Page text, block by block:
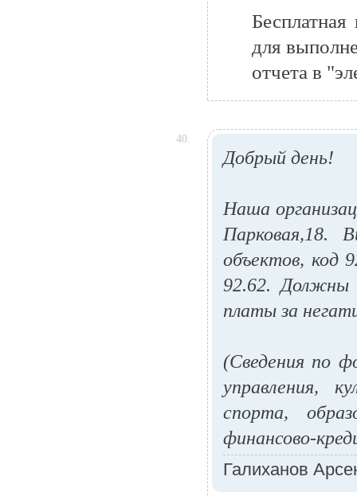
для
отчета в
40.
Добрый день!
Наша
Парковая,18.
объектов, код
92.62.
платы за
(Сведения по
управления,
спорта,
финансово-
Галиханов